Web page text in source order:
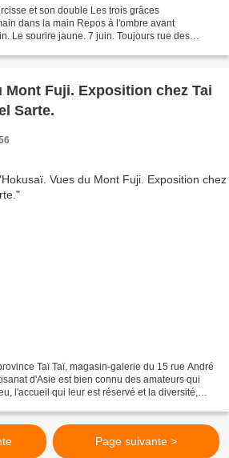
et son double Les trois grâces
dans la main Repos à l'ombre avant
Le sourire jaune. 7 juin. Toujours rue des
Mont Fuji. Exposition chez Tai
Sarte.
Taï Taï, magasin-galerie du 15 rue André
d'Asie est bien connu des amateurs qui
l'accueil qui leur est réservé et la diversité,
Page suivante >